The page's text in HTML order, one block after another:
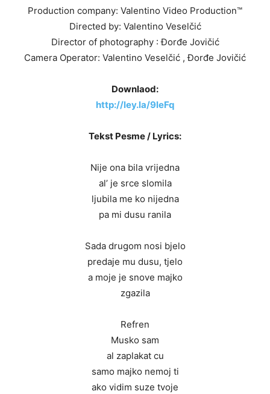
Production company: Valentino Video Production™
Directed by: Valentino Veselčić
Director of photography : Đorđe Jovičić
Camera Operator: Valentino Veselčić , Đorđe Jovičić
Downlaod:
http://ley.la/9leFq
Tekst Pesme / Lyrics:
Nije ona bila vrijedna
al’ je srce slomila
ljubila me ko nijedna
pa mi dusu ranila
Sada drugom nosi bjelo
predaje mu dusu, tjelo
a moje je snove majko
zgazila
Refren
Musko sam
al zaplakat cu
samo majko nemoj ti
ako vidim suze tvoje